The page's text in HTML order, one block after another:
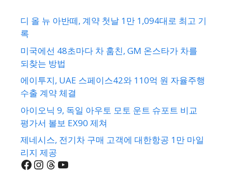
디 올 뉴 아반떼, 계약 첫날 1만 1,094대로 최고 기
록
미국에선 48초마다 차 훔친, GM 온스타가 차를
되찾는 방법
에이투지, UAE 스페이스42와 110억 원 자율주행
수출 계약 체결
아이오닉 9, 독일 아우토 모토 운트 슈포트 비교
평가서 볼보 EX90 제쳐
제네시스, 전기차 구매 고객에 대한항공 1만 마일
리지 제공
Facebook
Instagram
Threads
YouTube